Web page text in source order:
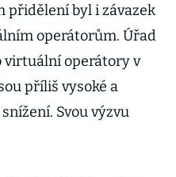
přidělení byl i závazek
operátorům. Úřad
virtuální operátory v
příliš vysoké a
Svou výzvu